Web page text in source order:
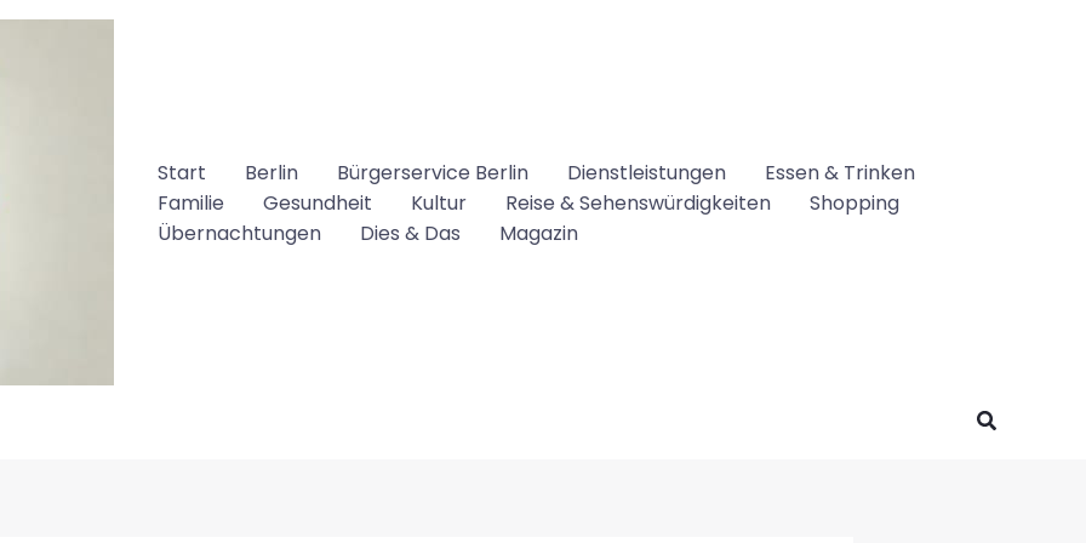
Start Berlin Bürgerservice Berlin Dienstleistungen
Essen & Trinken
Familie
Gesundheit Kultur Reise & Sehenswürdigkeiten
Shopping
Übernachtungen
Dies & Das Magazin
Suchen